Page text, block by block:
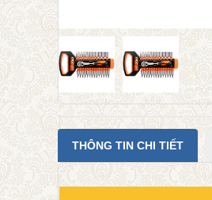
THÔNG TIN CHI TIẾT